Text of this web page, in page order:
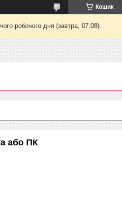
Кошик
робочого дня (завтра, 07.08).
або ПК